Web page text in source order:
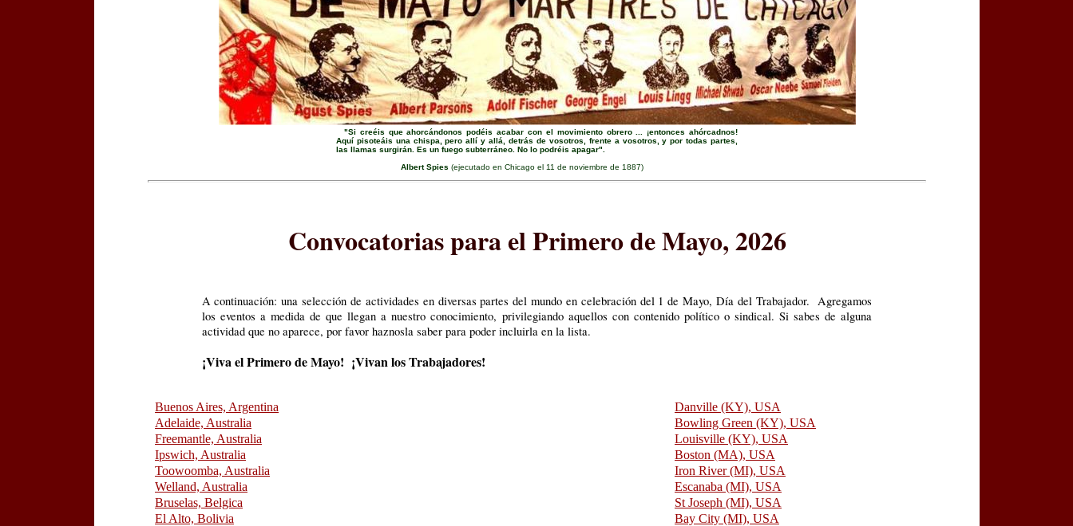
"Si creéis que ahorcándonos podéis acabar con el movimiento obrero ... ¡entonces ahórcadnos!
Aquí pisoteáis una chispa, pero allí y allá, detrás de vosotros, frente a vosotros, y por todas partes,
las llamas surgirán. Es un fuego subterráneo. No lo podréis apagar".
Albert Spies (ejecutado en Chicago el 11 de noviembre de 1887)
Convocatorias para el Primero de Mayo, 2026
A continuación: una selección de actividades en diversas partes del mundo en celebración del 1 de Mayo, Día del Trabajador. Agregamos
los eventos a medida de que llegan a nuestro conocimiento, privilegiando aquellos con contenido político o sindical. Si sabes de alguna
actividad que no aparece, por favor haznosla saber para poder incluirla en la lista.
¡Viva el Primero de Mayo! ¡Vivan los Trabajadores!
Buenos Aires, Argentina
Adelaide, Australia
Freemantle, Australia
Ipswich, Australia
Toowoomba, Australia
Welland, Australia
Bruselas, Belgica
El Alto, Bolivia
Danville (KY), USA
Bowling Green (KY), USA
Louisville (KY), USA
Boston (MA), USA
Iron River (MI), USA
Escanaba (MI), USA
St Joseph (MI), USA
Bay City (MI), USA